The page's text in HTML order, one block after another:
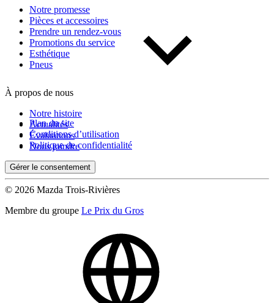
Notre promesse
Pièces et accessoires
Prendre un rendez-vous
Promotions du service
Esthétique
Pneus
À propos de nous
Notre histoire
Actualités
Évaluations
Nous joindre
Plan du site
Conditions d’utilisation
Politique de confidentialité
Gérer le consentement
© 2026 Mazda Trois-Rivières
Membre du groupe Le Prix du Gros